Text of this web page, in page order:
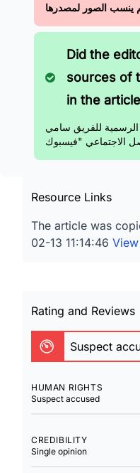
ينسب الصور لمصدرها
Did the
sources of
in the
للفريق سامي
Resource Links
The article was
02-13 11:14:46
Rating and Reviews
Suspect
HUMAN RIGHTS
Suspect accused
CREDIBILITY
Single opinion